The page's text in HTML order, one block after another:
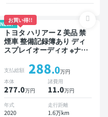
NEW!
お買い得!!
トヨタ ハリアー Z 美品 禁
煙車 整備記録簿あり ディ
スプレイオーディオ ※ナビ
スポットモニター デジタル
インナーミラー オートクル
ーズ スマートキー ETC サ
ンルーフ バックモニター
全方位カメラ ドライブレコ
ーダー 衝突軽減
支払総額 288.0万円
本体
277.0万円
諸費用
11.0万円
年式
2020
走行距離
1.6万km